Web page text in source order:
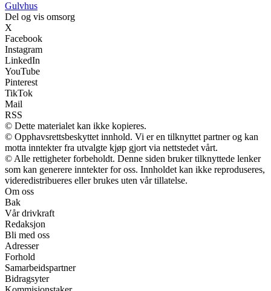
Gulvhus
Del og vis omsorg
X
Facebook
Instagram
LinkedIn
YouTube
Pinterest
TikTok
Mail
RSS
© Dette materialet kan ikke kopieres.
© Opphavsrettsbeskyttet innhold. Vi er en tilknyttet partner og kan
motta inntekter fra utvalgte kjøp gjort via nettstedet vårt.
© Alle rettigheter forbeholdt. Denne siden bruker tilknyttede lenker
som kan generere inntekter for oss. Innholdet kan ikke reproduseres,
videredistribueres eller brukes uten vår tillatelse.
Om oss
Bak
Vår drivkraft
Redaksjon
Bli med oss
Adresser
Forhold
Samarbeidspartner
Bidragsyter